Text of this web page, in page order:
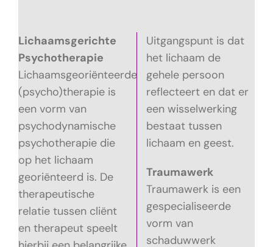
Lichaamsgerichte
Psychotherapie
Lichaamsgeoriënteerde
(psycho)therapie is
een vorm van
psychodynamische
psychotherapie die
op het lichaam
georiënteerd is. De
therapeutische
relatie tussen cliënt
en therapeut speelt
Uitgangspunt is dat
het lichaam de
gehele persoon
reflecteert en dat er
een wisselwerking
bestaat tussen
lichaam en geest.
Traumawerk
Traumawerk is een
gespecialiseerde
vorm van
schaduwwerk